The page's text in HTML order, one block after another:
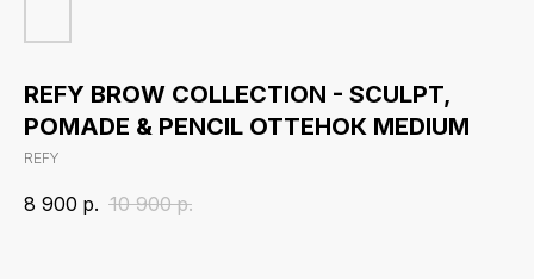
REFY BROW COLLECTION - SCULPT,
POMADE & PENCIL ОТТЕНОК MEDIUM
REFY
8 900 р. 10 900 р.